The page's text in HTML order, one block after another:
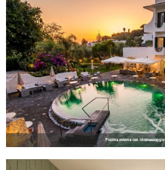
Piscina esterna con idromassaggio